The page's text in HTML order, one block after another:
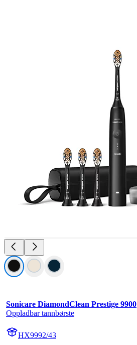
Sonicare DiamondClean Prestige 9900
Oppladbar tannbørste
HX9992/43